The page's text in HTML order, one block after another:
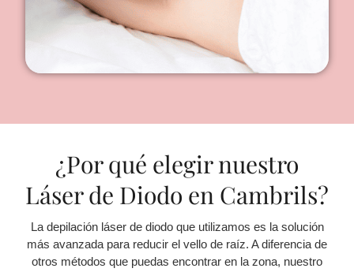
¿Por qué elegir nuestro
Láser de Diodo en Cambrils?
La depilación láser de diodo que utilizamos es la solución
más avanzada para reducir el vello de raíz. A diferencia de
otros métodos que puedas encontrar en la zona, nuestro